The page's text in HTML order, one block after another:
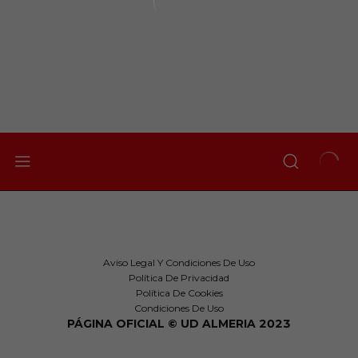
Aviso Legal Y Condiciones De Uso
Política De Privacidad
Política De Cookies
Condiciones De Uso
PÁGINA OFICIAL © UD ALMERIA 2023